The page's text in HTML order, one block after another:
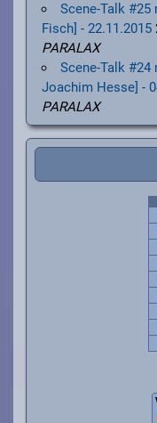
Scene-Talk #25
Fisch] - 22.11.2015
PARALAX
Scene-Talk #24
Joachim Hesse] -
PARALAX